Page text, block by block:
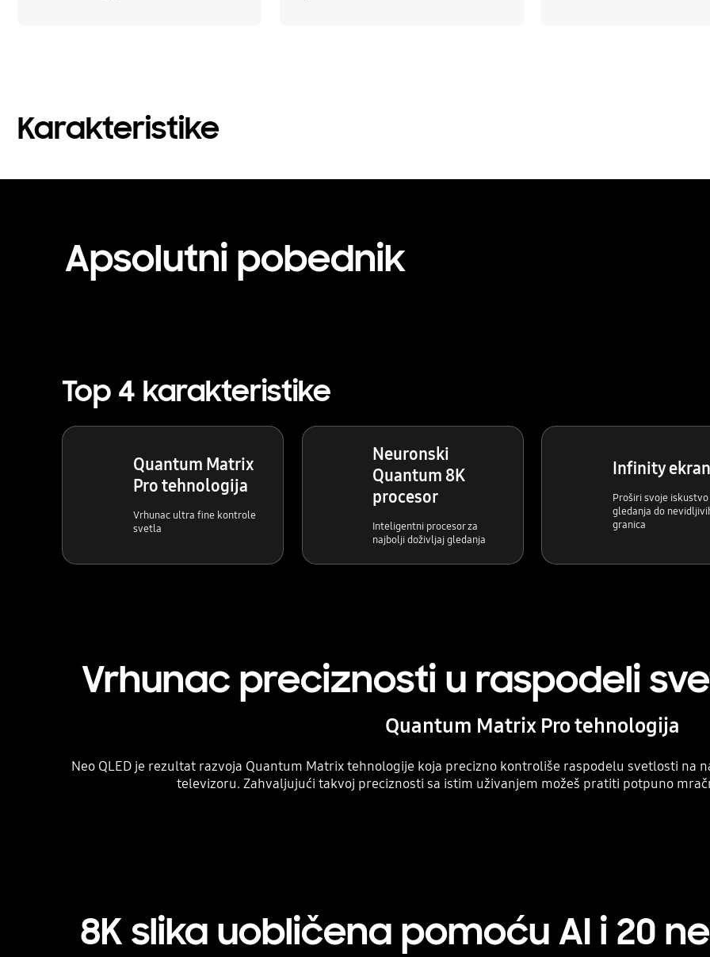
Karakteristike
Apsolutni pobednik
Top 4 karakteristike
Quantum Matrix
Pro tehnologija
Vrhunac ultra fine kontrole
svetla
Neuronski
Quantum 8K
procesor
Inteligentni procesor za
najbolji doživljaj gledanja
Infinity ekran
Proširi svoje iskustvo
gledanja do
granica
Vrhunac preciznosti u raspodeli
Quantum Matrix Pro tehnologija
Neo QLED je rezultat razvoja Quantum Matrix tehnologije koja precizno kontroliše raspodelu svetlosti na
televizoru. Zahvaljujući takvoj preciznosti sa istim uživanjem možeš pratiti potpuno
8K slika uobličena pomoću AI i 20